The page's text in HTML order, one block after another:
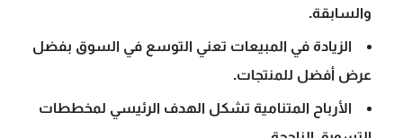
والسابقة.
الزيادة في المبيعات تعني التوسع في السوق بفضل
عرض أفضل للمنتجات.
الأرباح المتنامية تشكل الهدف الرئيسي لمخططات